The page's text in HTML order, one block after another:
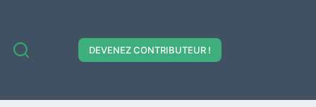
DEVENEZ CONTRIBUTEUR !